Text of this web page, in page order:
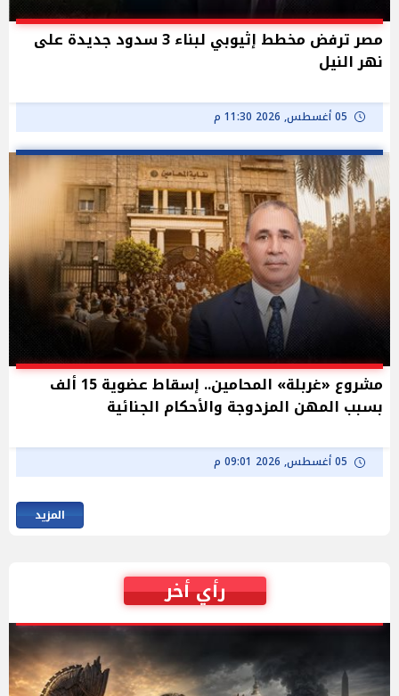
مصر ترفض مخطط إثيوبي لبناء 3 سدود جديدة على
نهر النيل
05 أغسطس, 2026 11:30 م
مشروع «غربلة» المحامين.. إسقاط عضوية 15 ألف
بسبب المهن المزدوجة والأحكام الجنائية
05 أغسطس, 2026 09:01 م
المزيد
رأي أخر